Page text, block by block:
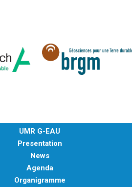
UMR G-EAU
Presentation
News
Agenda
Organigramme